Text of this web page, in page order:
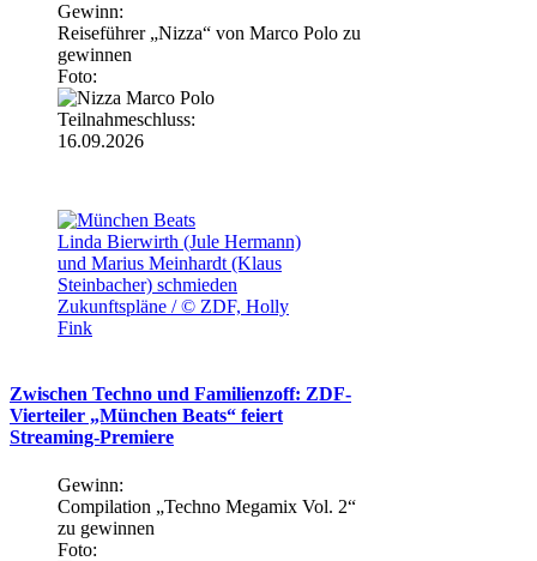
Gewinn:
Reiseführer „Nizza“ von Marco Polo zu
gewinnen
Foto:
Teilnahmeschluss:
16.09.2026
Linda Bierwirth (Jule Hermann)
und Marius Meinhardt (Klaus
Steinbacher) schmieden
Zukunftspläne / © ZDF, Holly
Fink
Zwischen Techno und Familienzoff: ZDF-
Vierteiler „München Beats“ feiert
Streaming-Premiere
Gewinn:
Compilation „Techno Megamix Vol. 2“
zu gewinnen
Foto: